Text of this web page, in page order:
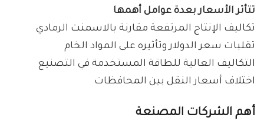
تتأثر الأسعار بعدة عوامل أهمها
تكاليف الإنتاج المرتفعة مقارنة بالاسمنت الرمادي
تقلبات سعر الدولار وتأثيره على المواد الخام
التكاليف العالية للطاقة المستخدمة في التصنيع
اختلاف أسعار النقل بين المحافظات
أهم الشركات المصنعة